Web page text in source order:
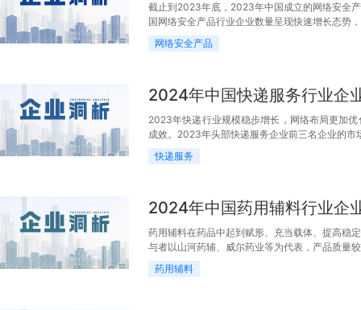
截止到2023年底，2023年中国成立的网络安全
国网络安全产品行业企业数量呈现快速增长态势
网络安全产品
2024年中国快递服务行业企
2023年快递行业规模稳步增长，网络布局更加
成效。2023年头部快递服务企业前三名企业的
快递服务
2024年中国药用辅料行业企
药用辅料在药品中起到赋形、充当载体、提高稳
与者以山河药辅、威尔药业等为代表，产品质量
药用辅料